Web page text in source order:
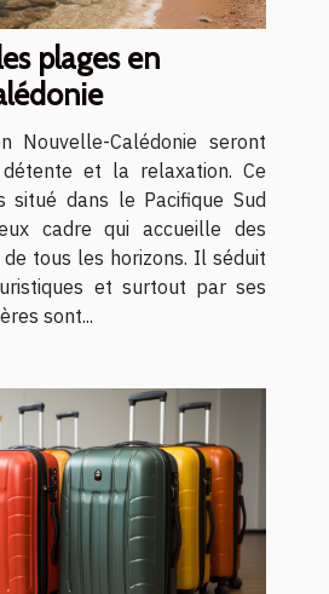
plages en
Nouvelle-Calédonie seront
et la relaxation. Ce
situé dans le Pacifique Sud
cadre qui accueille des
tous les horizons. Il séduit
et surtout par ses
sont...